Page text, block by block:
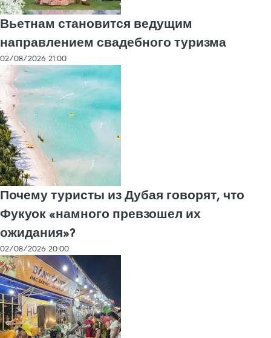
Вьетнам становится ведущим
направлением свадебного туризма
02/08/2026 21:00
Почему туристы из Дубая говорят, что
Фукуок «намного превзошел их
ожидания»?
02/08/2026 20:00